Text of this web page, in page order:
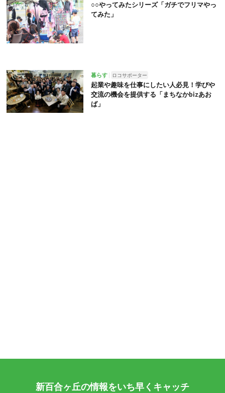
○○やってみたシリーズ「ガチでフリマやっ
てみた」
暮らす ロコサポーター
起業や趣味を仕事にしたい人必見！学びや
交流の機会を提供する「まちなかbizあお
ば」
新百合ヶ丘の情報をいち早くキャッチ